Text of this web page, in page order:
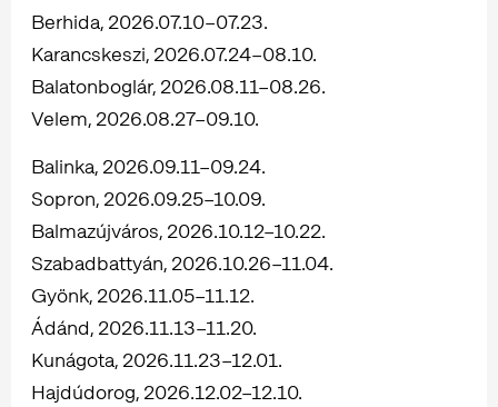
Berhida, 2026.07.10–07.23.
Karancskeszi, 2026.07.24–08.10.
Balatonboglár, 2026.08.11–08.26.
Velem, 2026.08.27–09.10.
Balinka, 2026.09.11–09.24.
Sopron, 2026.09.25–10.09.
Balmazújváros, 2026.10.12–10.22.
Szabadbattyán, 2026.10.26–11.04.
Gyönk, 2026.11.05–11.12.
Ádánd, 2026.11.13–11.20.
Kunágota, 2026.11.23–12.01.
Hajdúdorog, 2026.12.02–12.10.